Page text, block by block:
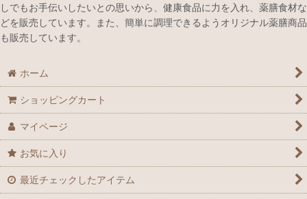
しでもお手伝いしたいとの思いから、健康食品に力を入れ、薬膳食材な
どを販売しています。また、簡単に調理できるようオリジナル薬膳商品
も販売しています。
ホーム
ショッピングカート
マイページ
お気に入り
最近チェックしたアイテム